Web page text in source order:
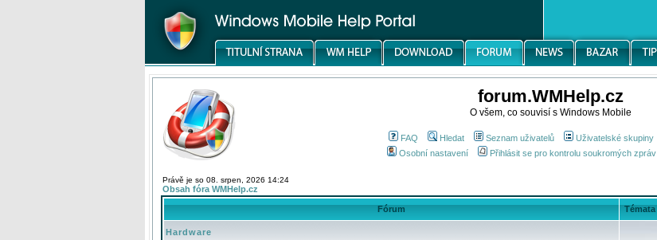
forum.WMHelp.cz
O všem, co souvisí s Windows Mobile
FAQ Hledat Seznam uživatelů Uživatelské skupiny
Osobní nastavení
Přihlásit se pro kontrolu soukromých zpráv
Právě je so 08. srpen, 2026 14:24
Obsah fóra WMHelp.cz
Fórum Témata
Hardware